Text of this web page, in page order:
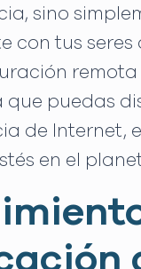
sino
con tus seres
remota
que puedas
de Internet,
en el